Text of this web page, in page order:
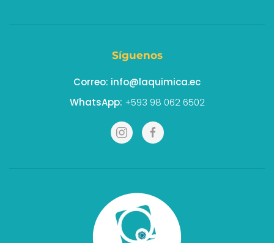
Síguenos
Correo: info@laquimica.ec
WhatsApp: +593 98 062 6502